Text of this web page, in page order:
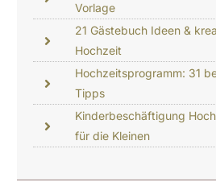
Vorlage
21 Gästebuch Ideen &
Hochzeit
Hochzeitsprogramm: 31
Tipps
Kinderbeschäftigung
für die Kleinen